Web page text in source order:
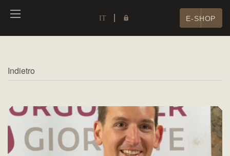
IT E-SHOP
Indietro